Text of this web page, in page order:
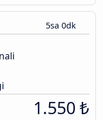
5sa 0dk
1.550 ₺